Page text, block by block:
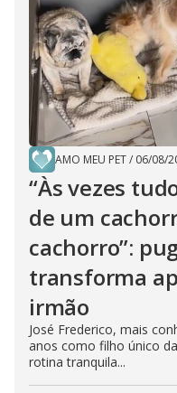
AMO MEU PET/ 06/08/
“Às vezes
de um
cachorro”:
transforma
irmão
José Frederico, mais
anos como filho único
rotina tranquila...